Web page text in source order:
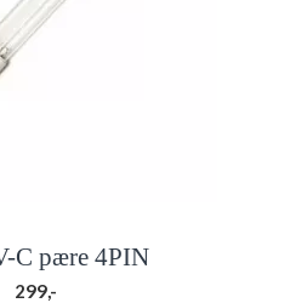
C pære 4PIN
299,-